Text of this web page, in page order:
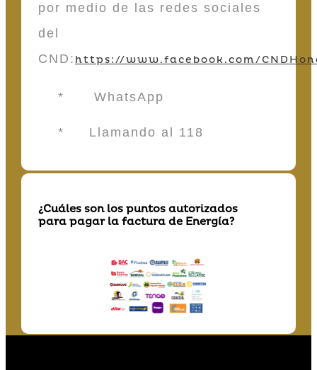
por medio de las redes sociales
del
CND: https://www.facebook.com/
* WhatsApp
* Llamando al 118
¿Cuáles son los puntos autorizados
para pagar la factura de Energía?